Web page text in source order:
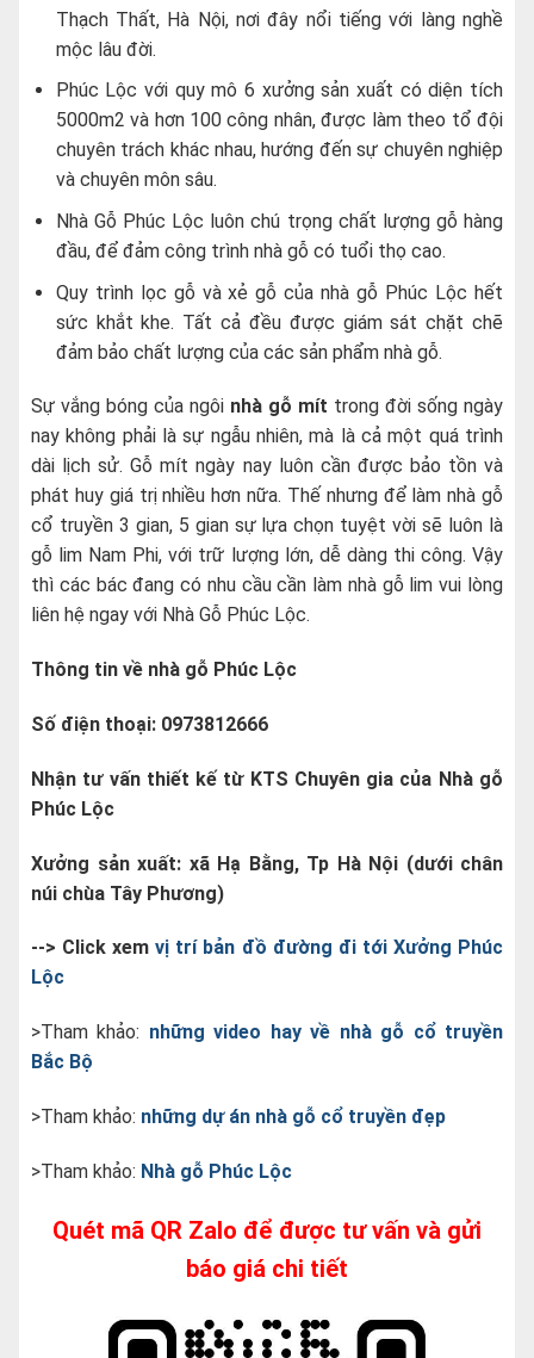
Thạch Thất, Hà Nội, nơi đây nổi tiếng với làng nghề
mộc lâu đời.
Phúc Lộc với quy mô 6 xưởng sản xuất có diện tích
5000m2 và hơn 100 công nhân, được làm theo tổ đội
chuyên trách khác nhau, hướng đến sự chuyên nghiệp
và chuyên môn sâu.
Nhà Gỗ Phúc Lộc luôn chú trọng chất lượng gỗ hàng
đầu, để đảm công trình nhà gỗ có tuổi thọ cao.
Quy trình lọc gỗ và xẻ gỗ của nhà gỗ Phúc Lộc hết
sức khắt khe. Tất cả đều được giám sát chặt chẽ
đảm bảo chất lượng của các sản phẩm nhà gỗ.
Sự vắng bóng của ngôi nhà gỗ mít trong đời sống ngày
nay không phải là sự ngẫu nhiên, mà là cả một quá trình
dài lịch sử. Gỗ mít ngày nay luôn cần được bảo tồn và
phát huy giá trị nhiều hơn nữa. Thế nhưng để làm nhà gỗ
cổ truyền 3 gian, 5 gian sự lựa chọn tuyệt vời sẽ luôn là
gỗ lim Nam Phi, với trữ lượng lớn, dễ dàng thi công. Vậy
thì các bác đang có nhu cầu cần làm nhà gỗ lim vui lòng
liên hệ ngay với Nhà Gỗ Phúc Lộc.
Thông tin về nhà gỗ Phúc Lộc
Số điện thoại: 0973812666
Nhận tư vấn thiết kế từ KTS Chuyên gia của Nhà gỗ
Phúc Lộc
Xưởng sản xuất: xã Hạ Bằng, Tp Hà Nội (dưới chân
núi chùa Tây Phương)
--> Click xemvị trí bản đồ đường đi tới Xưởng Phúc
Lộc
>Tham khảo: những video hay về nhà gỗ cổ truyền
Bắc Bộ
>Tham khảo: những dự án nhà gỗ cổ truyền đẹp
>Tham khảo: Nhà gỗ Phúc Lộc
Quét mã QR Zalo để được tư vấn và gửi
báo giá chi tiết